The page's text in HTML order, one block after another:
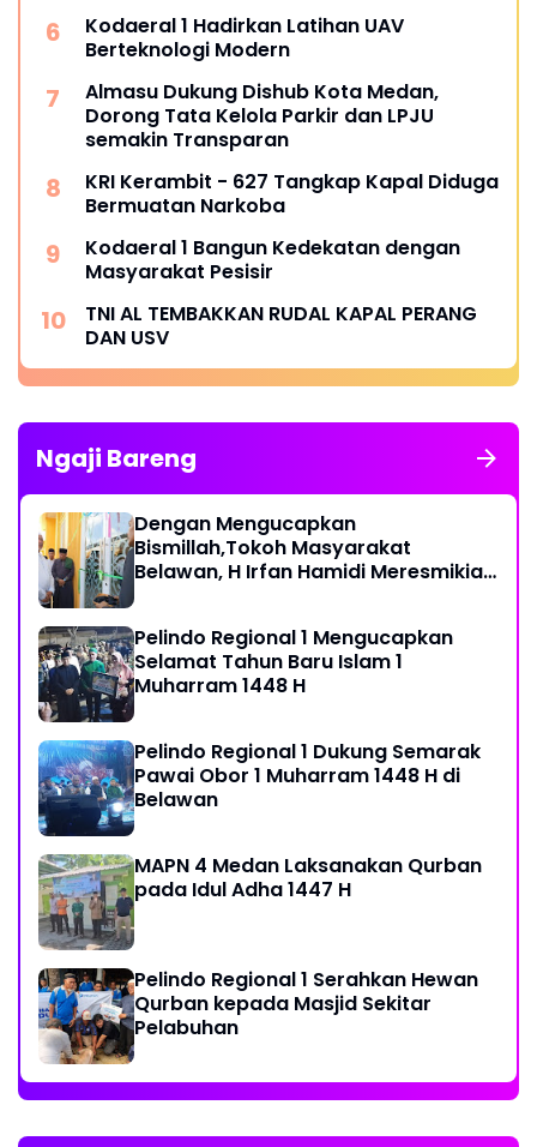
Kodaeral 1 Hadirkan Latihan UAV
Berteknologi Modern
Almasu Dukung Dishub Kota Medan,
Dorong Tata Kelola Parkir dan LPJU
semakin Transparan
KRI Kerambit - 627 Tangkap Kapal Diduga
Bermuatan Narkoba
Kodaeral 1 Bangun Kedekatan dengan
Masyarakat Pesisir ‎
TNI AL TEMBAKKAN RUDAL KAPAL PERANG
DAN USV
Ngaji Bareng
Dengan Mengucapkan
Bismillah,Tokoh Masyarakat
Belawan, H Irfan Hamidi Meresmikian
Pelindo Regional 1 Mengucapkan
Selamat Tahun Baru Islam 1
Muharram 1448 H
Pelindo Regional 1 Dukung Semarak
Pawai Obor 1 Muharram 1448 H di
Belawan
MAPN 4 Medan Laksanakan Qurban
pada Idul Adha 1447 H
Pelindo Regional 1 Serahkan Hewan
Qurban kepada Masjid Sekitar
Pelabuhan